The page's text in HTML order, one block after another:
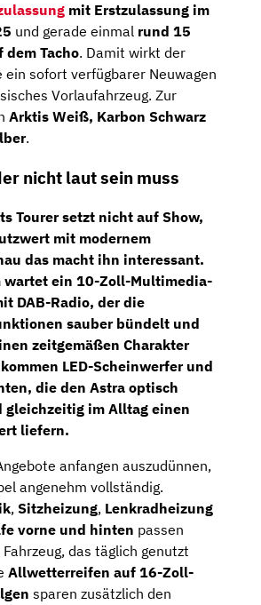
mit Erstzulassung im
und gerade einmal rund 15
Tacho. Damit wirkt der
ein sofort verfügbarer Neuwagen
Vorlaufahrzeug. Zur
Arktis Weiß, Karbon Schwarz
.
nicht laut sein muss
Tourer setzt nicht auf Show,
mit modernem
das macht ihn interessant.
ein 10-Zoll-Multimedia-
DAB-Radio, der die
sauber bündelt und
zeitgemäßen Charakter
LED-Scheinwerfer und
, die den Astra optisch
gleichzeitig im Alltag einen
liefern.
anfangen auszudünnen,
angenehm vollständig.
, Sitzheizung, Lenkradheizung
vorne und hinten passen
das täglich genutzt
Allwetterreifen auf 16-Zoll-
sparen zusätzlich den